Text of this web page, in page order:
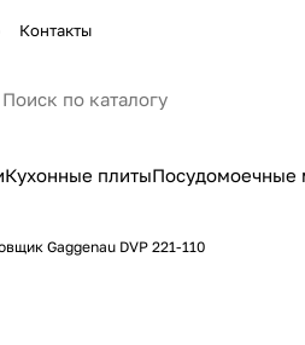
Контакты
Кухонные плитыПосудомоечные
Gaggenau DVP 221-110